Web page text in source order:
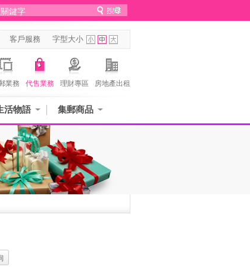
客戶服務 字型大小
業務 代售業務 理財專區 房地產出租
活物語 集郵商品